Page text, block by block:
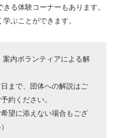
る体験コーナーもあります。
ぶことができます。
案内ボランティアによる解
まで、団体への解説はご
約ください。
希望に添えない場合もござ